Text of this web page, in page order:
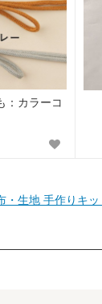
：カラーコ
手作りキッ